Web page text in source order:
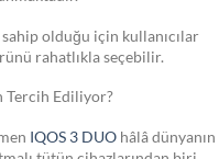
olduğu için kullanıcılar
rahatlıkla seçebilir.
Tercih Ediliyor?
IQOS 3 DUOhâlâ dünyanın